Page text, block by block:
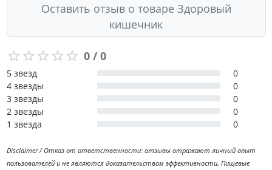
Оставить отзыв о товаре Здоровый
кишечник
0 / 0
5 звезд
0
4 звезды
0
3 звезды
0
2 звезды
0
1 звезда
0
Disclaimer / Отказ от ответственности: отзывы отражают личный опыт
пользователей и не являются доказательством эффективности. Пищевые